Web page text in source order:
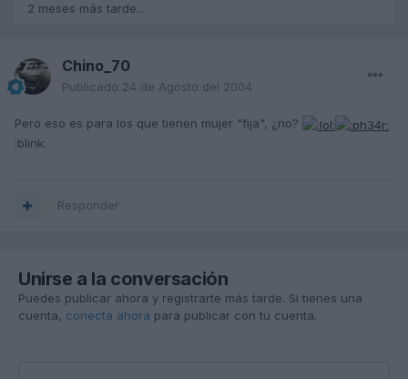
2 meses más tarde...
Chino_70
Publicado 24 de Agosto del 2004
Pero eso es para los que tienen mujer "fija", ¿no?
:blink:
Responder
Unirse a la conversación
Puedes publicar ahora y registrarte más tarde. Si tienes una
cuenta, conecta ahora para publicar con tu cuenta.